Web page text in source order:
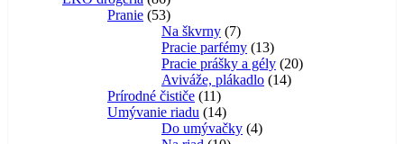
produktov
Pranie 5353
produktov
Na škvrny 77
produktov
Pracie parfémy 1313
produktov
Pracie prášky a gély 2020
Aviváže, plákadlo 1414
Prírodné čističe 1111
produktov
Umývanie riadu 1414
produktov
Do umývačky 44